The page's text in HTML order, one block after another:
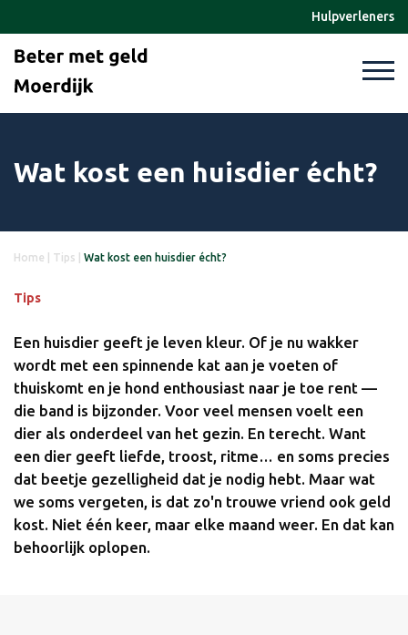
Hulpverleners
Wat kost een huisdier écht?
Home Tips Wat kost een huisdier écht?
Tips
Een huisdier geeft je leven kleur. Of je nu wakker
wordt met een spinnende kat aan je voeten of
thuiskomt en je hond enthousiast naar je toe rent —
die band is bijzonder. Voor veel mensen voelt een
dier als onderdeel van het gezin. En terecht. Want
een dier geeft liefde, troost, ritme… en soms precies
dat beetje gezelligheid dat je nodig hebt. Maar wat
we soms vergeten, is dat zo'n trouwe vriend ook geld
kost. Niet één keer, maar elke maand weer. En dat kan
behoorlijk oplopen.